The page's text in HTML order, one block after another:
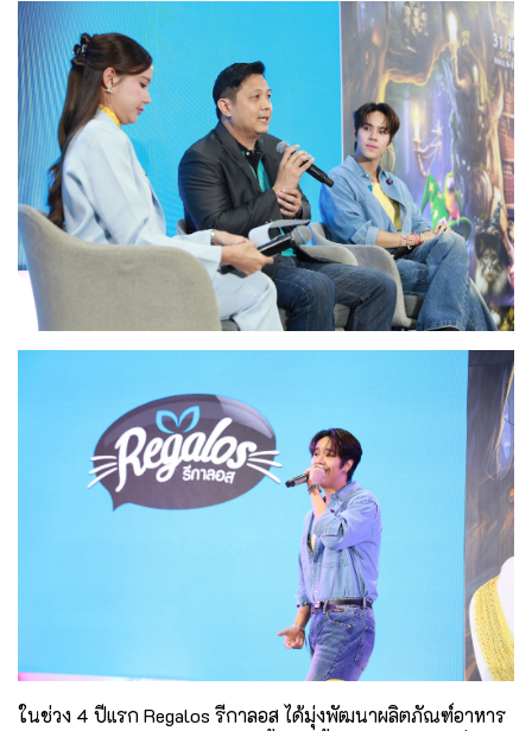
ในช่วง 4 ปีแรก Regalos รีกาลอส ได้มุ่งพัฒนาผลิตภัณฑ์อาหาร